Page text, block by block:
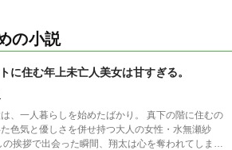
の小説
に住む年上未亡人美女は甘すぎる。
、一人暮らしを始めたばかり。 真下の階に住むの
色気と優しさを併せ持つ大人の女性・水無瀬紗
挨拶で出会った瞬間、翔太は心を奪われてしま